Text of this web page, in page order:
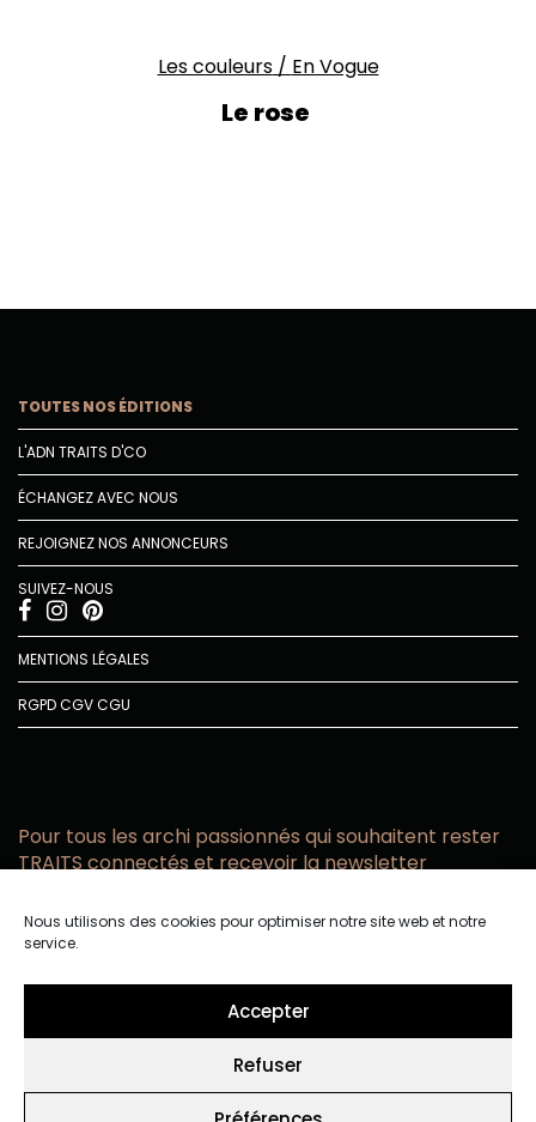
Nous utilisons des cookies pour optimiser notre site web et notre
service.
Accepter
Refuser
Les couleurs/ En Vogue
Le rose
TOUTES NOS ÉDITIONS
L'ADN TRAITS D'CO
ÉCHANGEZ AVEC NOUS
REJOIGNEZ NOS ANNONCEURS
SUIVEZ-NOUS
MENTIONS LÉGALES
RGPDCGVCGU
Pour tous les archi passionnés qui souhaitent rester
TRAITS connectés et recevoir la newsletter
email
confidentialité.